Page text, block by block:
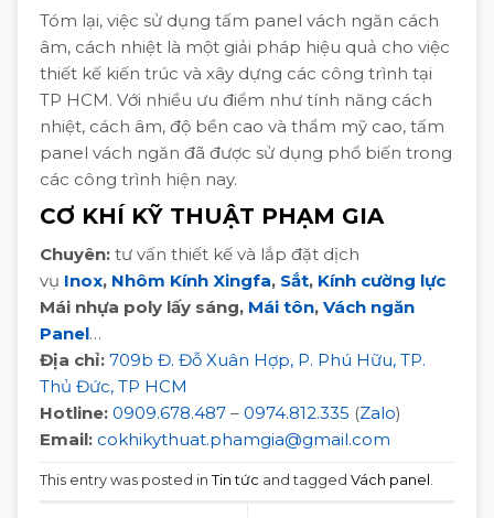
Tóm lại, việc sử dụng tấm panel vách ngăn cách
âm, cách nhiệt là một giải pháp hiệu quả cho việc
thiết kế kiến trúc và xây dựng các công trình tại
TP HCM. Với nhiều ưu điểm như tính năng cách
nhiệt, cách âm, độ bền cao và thẩm mỹ cao, tấm
panel vách ngăn đã được sử dụng phổ biến trong
các công trình hiện nay.
CƠ KHÍ KỸ THUẬT PHẠM GIA
Chuyên: tư vấn thiết kế và lắp đặt dịch
vụ Inox, Nhôm Kính Xingfa, Sắt, Kính cường lực
Mái nhựa poly lấy sáng, Mái tôn, Vách ngăn
Panel…
Địa chỉ: 709b Đ. Đỗ Xuân Hợp, P. Phú Hữu, TP.
Thủ Đức, TP HCM
Hotline: 0909.678.487 – 0974.812.335 (Zalo)
Email: cokhikythuat.phamgia@gmail.com
This entry was posted in Tin tức and tagged Vách panel .